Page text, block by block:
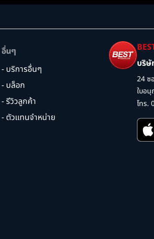
อื่นๆ
- บริการอื่นๆ
- บล็อก
- รีวิวลูกค้า
- ตัวแทนจำหน่าย
บริษั
24 ซ
ใบอ
โทร.